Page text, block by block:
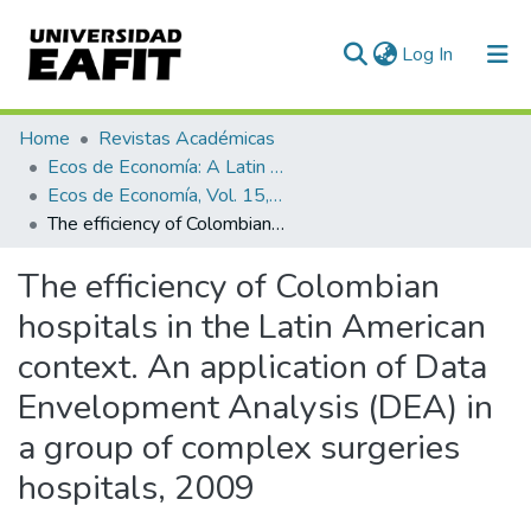
Log In (current)
Communities & Collections
All of DSpace
Statistics
Home
Revistas Académicas
Ecos de Economía: A Latin American Journal of Applied Economics
Ecos de Economía, Vol. 15, No. 33 (2011)
The efficiency of Colombian hospitals in the Latin American context. An application of Data Envelopment Analysis (DEA) in a group of complex surgeries hospitals, 2009
The efficiency of Colombian
hospitals in the Latin American
context. An application of Data
Envelopment Analysis (DEA) in
a group of complex surgeries
hospitals, 2009